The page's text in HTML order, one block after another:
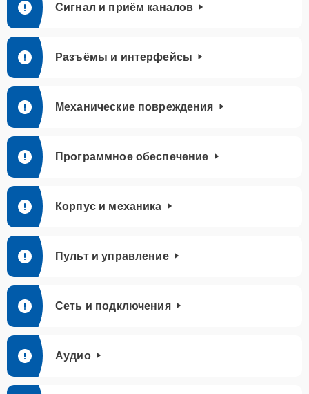
Сигнал и приём каналов
Разъёмы и интерфейсы
Механические повреждения
Программное обеспечение
Корпус и механика
Пульт и управление
Сеть и подключения
Аудио